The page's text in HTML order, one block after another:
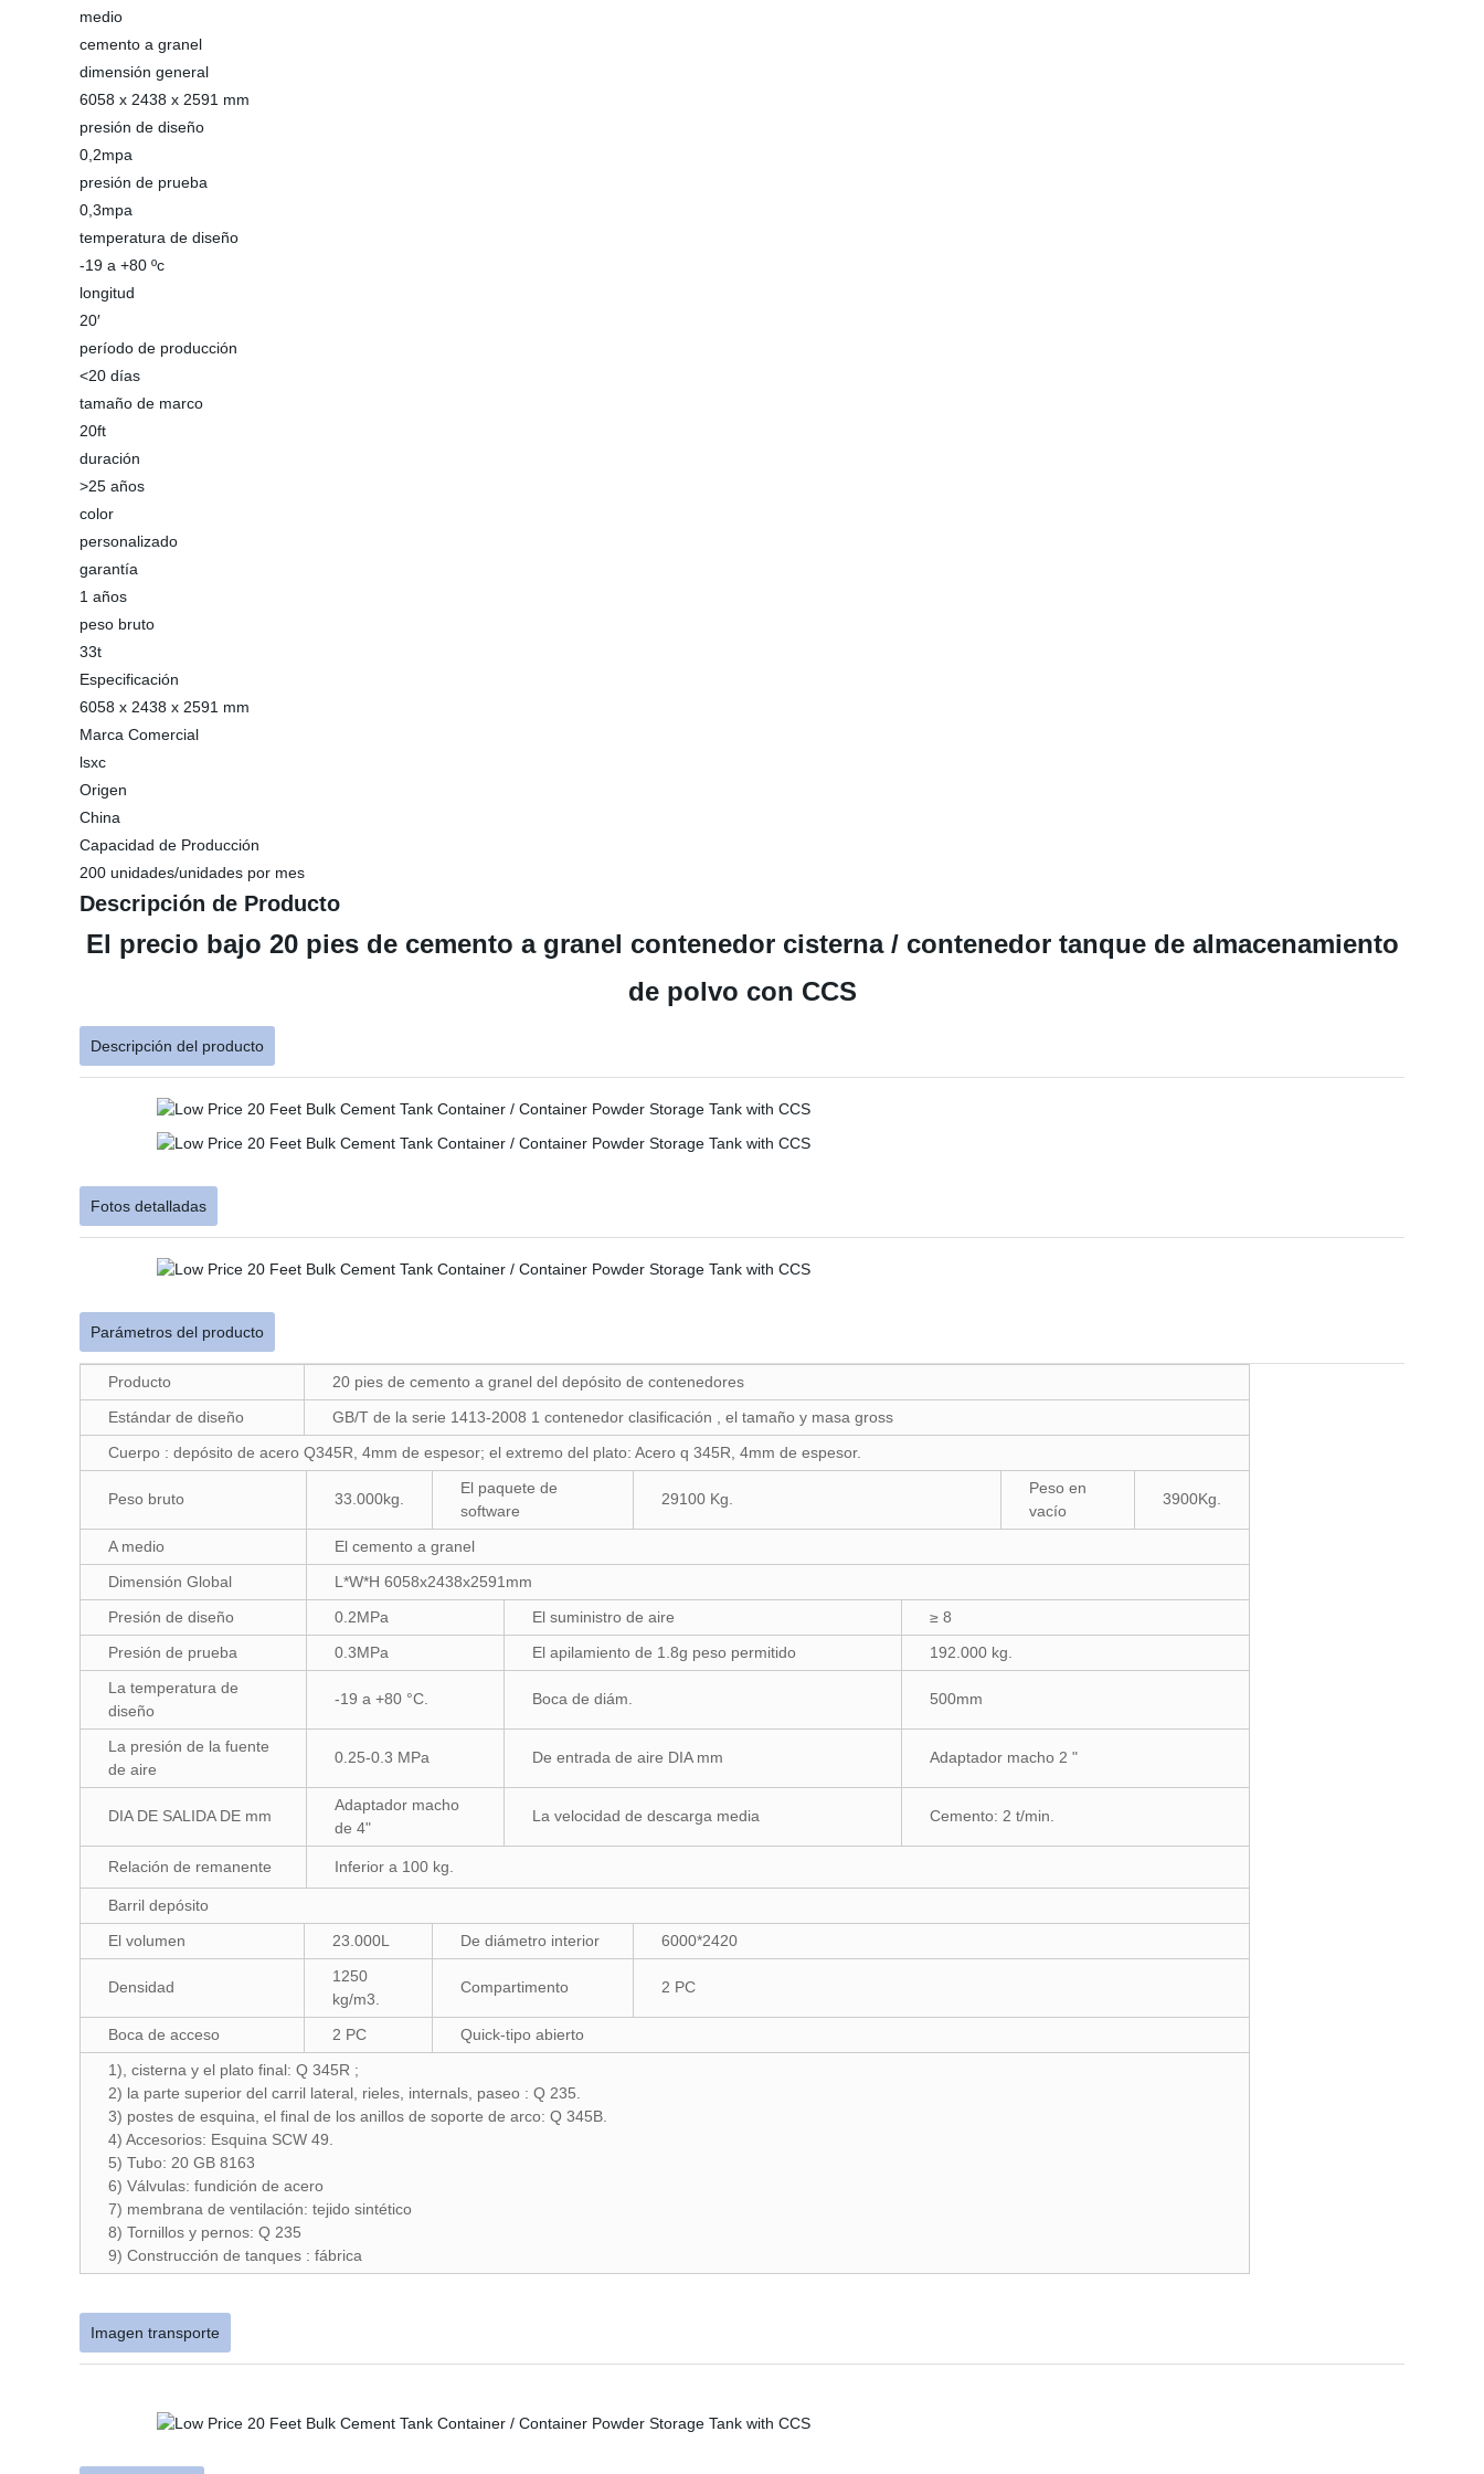
medio
cemento a granel
dimensión general
6058 x 2438 x 2591 mm
presión de diseño
0,2mpa
presión de prueba
0,3mpa
temperatura de diseño
-19 a +80 ºc
longitud
20′
período de producción
<20 días
tamaño de marco
20ft
duración
>25 años
color
personalizado
garantía
1 años
peso bruto
33t
Especificación
6058 x 2438 x 2591 mm
Marca Comercial
lsxc
Origen
China
Capacidad de Producción
200 unidades/unidades por mes
Descripción de Producto
El precio bajo 20 pies de cemento a granel contenedor cisterna / contenedor tanque de almacenamiento
de polvo con CCS
Descripción del producto
Fotos detalladas
Parámetros del producto
Producto
20 pies de cemento a granel del depósito de contenedores
Estándar de diseño
GB/T de la serie 1413-2008 1 contenedor clasificación , el tamaño y masa gross
Cuerpo : depósito de acero Q345R, 4mm de espesor; el extremo del plato: Acero q 345R, 4mm de espesor.
Peso bruto 33.000kg.
El paquete de
software
29100 Kg.
Peso en
vacío
3900Kg.
A medio
El cemento a granel
Dimensión Global
L*W*H 6058x2438x2591mm
Presión de diseño
0.2MPa El suministro de aire
≥ 8
Presión de prueba
0.3MPa El apilamiento de 1.8g peso permitido
192.000 kg.
La temperatura de
diseño
-19 a +80 °C. Boca de diám. 500mm
La presión de la fuente
de aire
0.25-0.3 MPa De entrada de aire DIA mm Adaptador macho 2 "
DIA DE SALIDA DE mm
Adaptador macho
de 4"
La velocidad de descarga media Cemento: 2 t/min.
Relación de remanente Inferior a 100 kg.
Barril depósito
El volumen
23.000L De diámetro interior 6000*2420
Densidad
1250
kg/m3.
Compartimento 2 PC
Boca de acceso 2 PC
Quick-tipo abierto
1), cisterna y el plato final: Q 345R ;
2) la parte superior del carril lateral, rieles, internals, paseo : Q 235.
3) postes de esquina, el final de los anillos de soporte de arco: Q 345B.
4) Accesorios: Esquina SCW 49.
5) Tubo: 20 GB 8163
6) Válvulas: fundición de acero
7) membrana de ventilación: tejido sintético
8) Tornillos y pernos: Q 235
9) Construcción de tanques : fábrica
Imagen transporte